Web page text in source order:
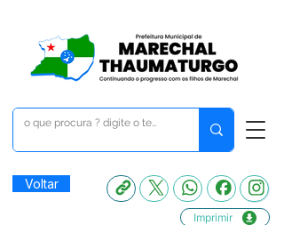
Voltar
Imprimir